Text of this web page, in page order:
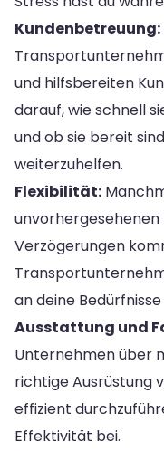
Kundenbetreuung:
und hilfsbereiten
darauf, wie schnell
und ob sie bereit
weiterzuhelfen.
Flexibilität:
Verzögerungen
an deine
Ausstattung und
Unternehmen über
richtige Ausrüstung
effizient
Effektivität bei.